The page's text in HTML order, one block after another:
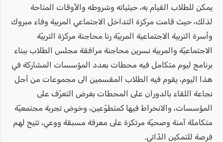
يمكن للطلاب القيام به، حيثياته وشروطه والأوقات المتاحة
لذلك، حيث قامت مركزة التداخل الاجتماعي المربية وفاء مبروك
وأسرة التربية الاجتماعية المربيّة رنا محاجنة مركزة التربيّة
الاجتماعيّة والمربية نسرين محاجنة مرافقة مجلس الطلاب ببناء
برنامج ليوم متكامل فيه محطات بعدد المؤسسات المشاركة في
هذا اليوم، يقوم فيه الطلاب المقسمين الى مجموعات من أجل
نجاعة اللقاء بالدوران على المحطات بغرض التعرّف على
المؤسسات، والانخراط فيها كمتطوّعين، وخوض تجربة مجتمعيّة
متكاملة آمنة وصحيّة مرتكزة على معرفة مسبقة ووعي، تتيح لهم
فرصة للتمكين الذّاتي.